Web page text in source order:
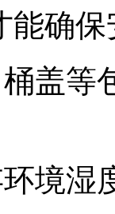
能确保
盖等
境湿